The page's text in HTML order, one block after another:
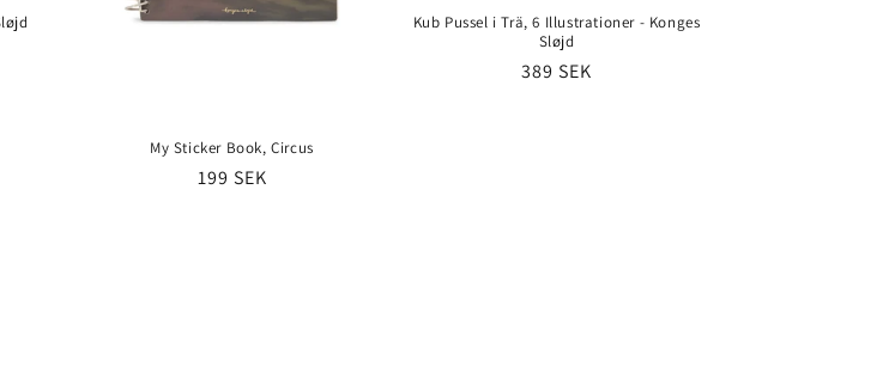
My Sticker Book, Circus
Ordinarie
199 SEK
Kub Pussel i Trä, 6 Illustrationer - Konges
Sløjd
Ordinarie
389 SEK